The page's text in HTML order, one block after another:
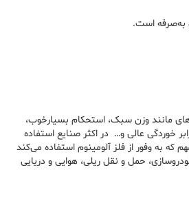
به‌صرفه است.
مانند وزن سبک، استحکام بسیارخوب،
خوردگی عالی و… در اکثر صنایع استفاده
که به وفور از فلز آلومینوم استفاده می‌کند
حمل و نقل ریلی، هوایی و دریایی